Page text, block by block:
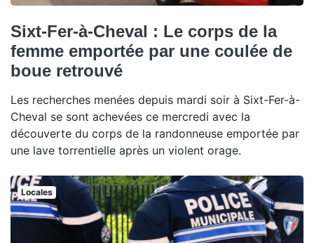
Sixt-Fer-à-Cheval : Le corps de la
femme emportée par une coulée de
boue retrouvé
Les recherches menées depuis mardi soir à Sixt-Fer-à-
Cheval se sont achevées ce mercredi avec la
découverte du corps de la randonneuse emportée par
une lave torrentielle après un violent orage.
Locales